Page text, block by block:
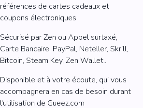
références de cartes cadeaux et
coupons électroniques
Sécurisé par Zen ou Appel surtaxé,
Carte Bancaire, PayPal, Neteller, Skrill,
Bitcoin, Steam Key, Zen Wallet...
Disponible et à votre écoute, qui vous
accompagnera en cas de besoin durant
l'utilisation de Gueez.com